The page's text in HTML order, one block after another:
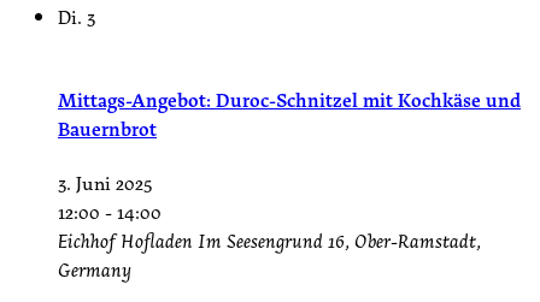
Di. 3
Mittags-Angebot: Duroc-Schnitzel mit Kochkäse und
Bauernbrot
3. Juni 2025
12:00 -14:00
Eichhof Hofladen Im Seesengrund 16, Ober-Ramstadt,
Germany